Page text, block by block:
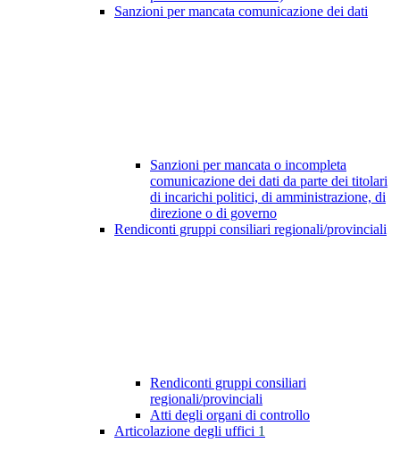
Sanzioni per mancata comunicazione dei dati
Sanzioni per mancata o incompleta
comunicazione dei dati da parte dei titolari
di incarichi politici, di amministrazione, di
direzione o di governo
Rendiconti gruppi consiliari regionali/provinciali
Rendiconti gruppi consiliari
regionali/provinciali
Atti degli organi di controllo
Articolazione degli uffici 1